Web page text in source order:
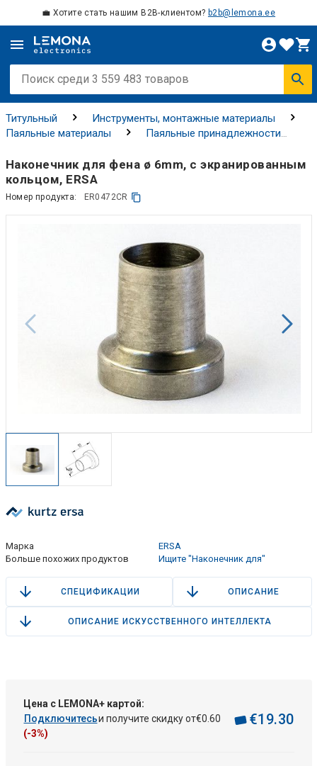
💼 Хотите стать нашим B2B-клиентом? b2b@lemona.ee
Титульный
Инструменты, монтажные материалы
Паяльные материалы
Паяльные принадлежности
Наконечник для фена ø 6mm, с экранированным
кольцом, ERSA
Номер продукта: ER0472CR
Марка
ERSA
Больше похожих продуктов
Ищите "Наконечник для"
СПЕЦИФИКАЦИИ ОПИСАНИЕ
ОПИСАНИЕ ИСКУССТВЕННОГО ИНТЕЛЛЕКТА
Цена с LEMONA+ картой:
Подключитесьи получите скидку от€0.60
(-3%)
€19.30